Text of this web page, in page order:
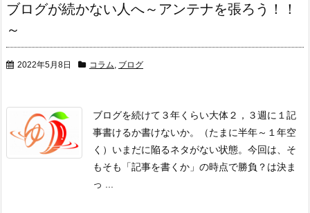
ブログが続かない人へ～アンテナを張ろう！！
～
2022年5月8日 コラム, ブログ
ブログを続けて３年くらい大体２，３週に１記
事書けるか書けないか。
（たまに半年～１年空
く） いまだに陥るネタがない状態。 今回は、そ
もそも
「記事を書くか」 の時点で勝負？は決ま
っ ...